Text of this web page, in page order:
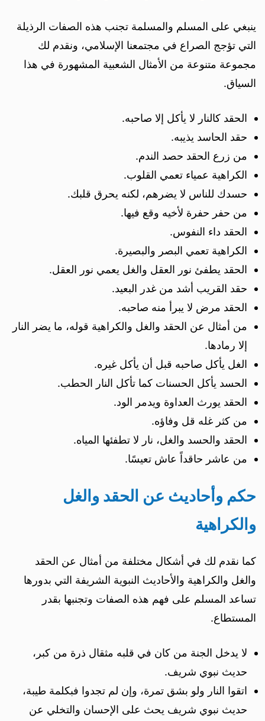
ينبغي على المسلم والمسلمة تجنب هذه الصفات الرذيلة
التي تؤجج الصراع في مجتمعنا الإسلامي، ونقدم لك
مجموعة متنوعة من الأمثال الشعبية المشهورة في هذا
السياق.
الحقد كالنار لا يأكل إلا صاحبه.
حقد الحاسد يذيبه.
من زرع الحقد حصد الندم.
الكراهية عمياء تعمي القلوب.
حسدك للناس لا يضرهم، لكنه يحرق قلبك.
من حفر حفرة لأخيه وقع فيها.
الحقد داء النفوس.
الكراهية تعمي البصر والبصيرة.
الحقد يطفئ نور العقل والغل يعمي نور العقل.
حقد القريب أشد من غدر البعيد.
الحقد مرض لا يبرأ منه صاحبه.
من أمثال عن الحقد والغل والكراهية قوله، ما يضر النار
إلا رمادها.
الغل يأكل صاحبه قبل أن يأكل غيره.
الحسد يأكل الحسنات كما تأكل النار الحطب.
الحقد يورث العداوة ويدمر الود.
من كثر غله قل وفاؤه.
الحقد والحسد والغل، نار لا تطفئها المياه.
من عاشر حاقداً عاش تعيسًا.
حكم وأحاديث عن الحقد والغل
والكراهية
كما نقدم لك في أشكال مختلفة من أمثال عن الحقد
والغل والكراهية والأحاديث النبوية الشريفة التي بدورها
تساعد المسلم على فهم هذه الصفات وتجنبها بقدر
المستطاع.
لا يدخل الجنة من كان في قلبه مثقال ذرة من كبر،
حديث نبوي شريف.
اتقوا النار ولو بشق تمرة، وإن لم تجدوا فبكلمة طيبة،
حديث نبوي شريف يحث على الإحسان والتخلي عن